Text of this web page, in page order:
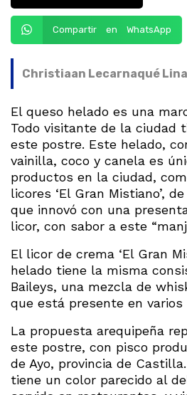
Compartir en WhatsApp
Christiaan Lecarnaqué
El queso helado es una
Todo visitante de la ciudad
este postre. Este helado,
vainilla, coco y canela es
productos en la ciudad,
licores ‘El Gran Mistiano’,
que innovó con una
licor, con sabor a este
El licor de crema ‘El Gran
helado tiene la misma
Baileys, una mezcla de
que está presente en varios
La propuesta arequipeña
este postre, con pisco
de Ayo, provincia de
tiene un color parecido al